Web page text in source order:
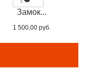
Замок...
1 500,00 руб.